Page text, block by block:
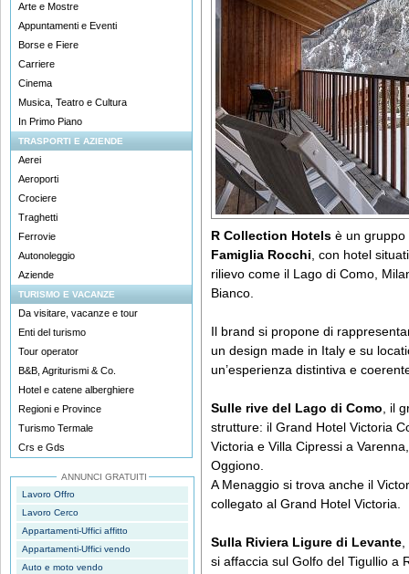
Arte e Mostre
Appuntamenti e Eventi
Borse e Fiere
Carriere
Cinema
Musica, Teatro e Cultura
In Primo Piano
TRASPORTI E AZIENDE
Aerei
Aeroporti
Crociere
Traghetti
Ferrovie
Autonoleggio
Aziende
TURISMO E VACANZE
Da visitare, vacanze e tour
Enti del turismo
Tour operator
B&B, Agriturismi & Co.
Hotel e catene alberghiere
Regioni e Province
Turismo Termale
Crs e Gds
ANNUNCI GRATUITI
Lavoro Offro
Lavoro Cerco
Appartamenti-Uffici affitto
Appartamenti-Uffici vendo
Auto e moto vendo
R Collection Hotels è un gruppo
Famiglia Rocchi , con hotel
rilievo come il Lago di Como,
Bianco.
Il brand si propone di
un design made in Italy e su
un’esperienza distintiva e
Sulle rive del Lago di Como , il
strutture: il Grand Hotel Victoria
Victoria e Villa Cipressi a
Oggiono.
A Menaggio si trova anche il
collegato al Grand Hotel Victoria.
Sulla Riviera Ligure di Levante
si affaccia sul Golfo del Tigullio a